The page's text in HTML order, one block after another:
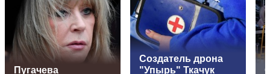
Пугачева
Создатель дрона
"Упырь" Ткачук